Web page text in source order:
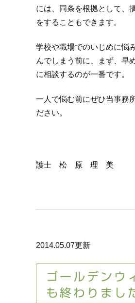
には、同条を根拠として、
をすることもできます。
学校や職場でのいじめに悩
んでしまう前に、まず、早
に相談するのが一番です。
一人で悩む前にぜひ当事務
ださい。
護士 松 原 理 美
2014.05.07更新
ゴールデンウ
も終わりまし